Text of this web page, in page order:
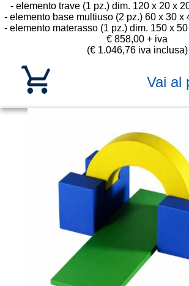
- elemento trave (1 pz.) dim. 120 x 20 x
- elemento base multiuso (2 pz.) 60 x 30 x
- elemento materasso (1 pz.) dim. 150 x 50
€ 858,00 + iva
(€ 1.046,76 iva inclusa)
Vai al